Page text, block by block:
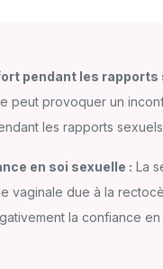
pendant les rapports
peut provoquer un
les rapports
en soi sexuelle : La
vaginale due à la
la confiance en